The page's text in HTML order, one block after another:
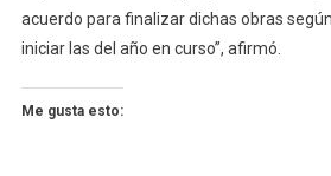
acuerdo para finalizar dichas obras
iniciar las del año en curso”, afirmó.
Me gusta esto: